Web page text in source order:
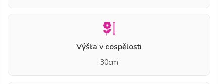
Výška v dospělosti
30cm